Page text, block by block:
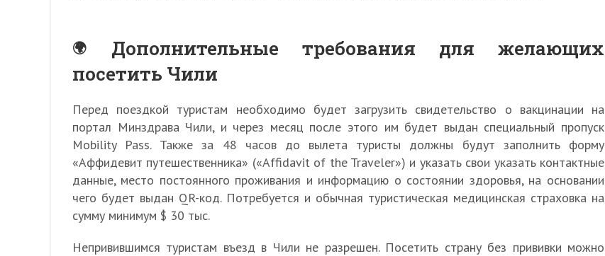
Дополнительные требования для желающих
посетить Чили
Перед поездкой туристам необходимо будет загрузить свидетельство о вакцинации на
портал Минздрава Чили, и через месяц после этого им будет выдан специальный пропуск
Mobility Pass. Также за 48 часов до вылета туристы должны будут заполнить форму
«Аффидевит путешественника» («Affidavit of the Traveler») и указать свои указать контактные
данные, место постоянного проживания и информацию о состоянии здоровья, на основании
чего будет выдан QR-код. Потребуется и обычная туристическая медицинская страховка на
сумму минимум $ 30 тыс.
Непривившимся туристам въезд в Чили не разрешен. Посетить страну без прививки можно